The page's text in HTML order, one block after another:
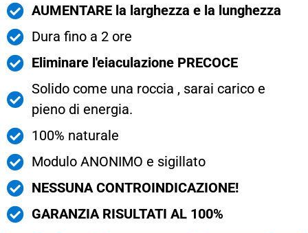
AUMENTARE la larghezza e la lunghezza
Dura fino a 2 ore
Eliminare l'eiaculazione PRECOCE
Solido come una roccia , sarai carico e
pieno di energia.
100% naturale
Modulo ANONIMO e sigillato
NESSUNA CONTROINDICAZIONE!
GARANZIA RISULTATI AL 100%